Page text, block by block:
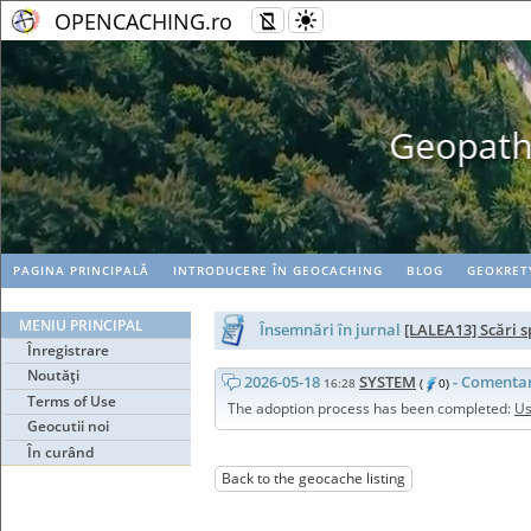
OPENCACHING.ro
Geopaths -
PAGINA PRINCIPALĂ INTRODUCERE ÎN GEOCACHING BLOG
MENIU PRINCIPAL
Înregistrare
Noutăţi
Terms of Use
Geocutii noi
În curând
Însemnări în jurnal [LALEA13] Scări
2026-05-18 16:28 SYSTEM ( 0) -
The adoption process has been completed:
Back to the geocache listing